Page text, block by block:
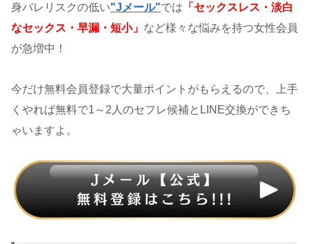
身バレリスクの低い"Jメール"では 「セックスレス・淡白
なセックス・早漏・短小」 など様々な悩みを持つ女性会員
が急増中！
今だけ無料会員登録で大量ポイントがもらえるので、上手
くやれば無料で1～2人のセフレ候補とLINE交換ができち
ゃいますよ。